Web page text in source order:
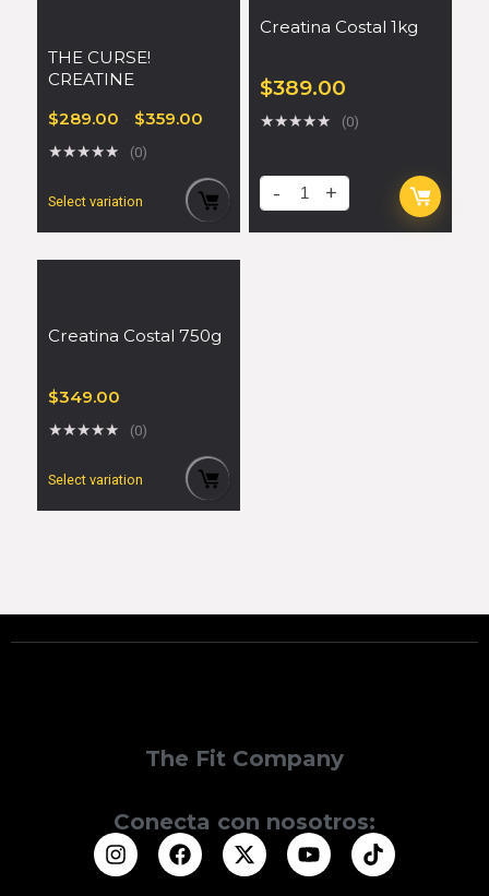
THE CURSE!
CREATINE
$289.00 $359.00
★★★★★ (0)
Select variation
Creatina Costal 1kg
$389.00
★★★★★ (0)
Creatina Costal 750g
$349.00
★★★★★ (0)
Select variation
The Fit Company
Conecta con nosotros: